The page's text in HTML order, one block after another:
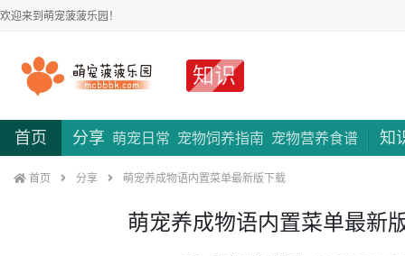
欢迎来到萌宠菠菠乐园！
知识
首页 分享 萌宠日常 宠物饲养指南 宠物营养食谱 知
首页 分享 萌宠养成物语内置菜单最新版下载
萌宠养成物语内置菜单最新